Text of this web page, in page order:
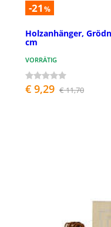
-21 %
Holzanhänger,
cm
VORRÄTIG
€ 9,29 € 11,70